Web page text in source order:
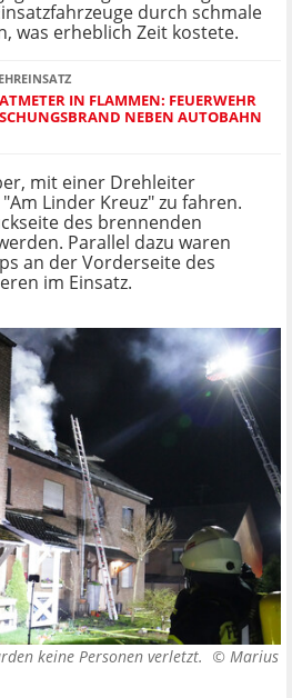
durch schmale
was erheblich Zeit kostete.
IN FLAMMEN: FEUERWEHR
NEBEN AUTOBAHN
mit einer Drehleiter
Linder Kreuz" zu fahren.
des brennenden
Parallel dazu waren
an der Vorderseite des
im Einsatz.
keine Personen verletzt. © Marius